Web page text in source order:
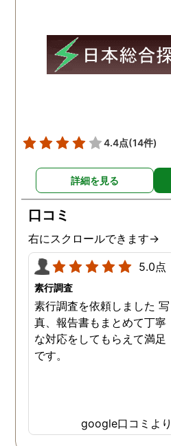
ズでした。 とくに、急なお
願いの時に人員を手配して
頂き、ホテルからの証拠を
後の事についてアドバイス
る探偵事務所さんだと、あ
らためて思いました。 事務
所の皆様にお世話になった
ので、クチコミの方書かせ
ていただきます。ありがと
うございました。
4.4点(14件)
詳細を見る
口コミ
右にスクロールできます→
5.0点
素行調査
素行調査を依頼しました 写
真、報告書もまとめて丁寧
な対応をしてもらえて満足
です。
google口コミより